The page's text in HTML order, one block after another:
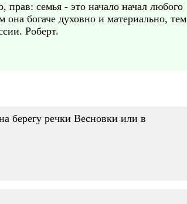
прав: семья - это начало начал любого
богаче духовно и материально, тем
Роберт.
берегу речки Весновки или в